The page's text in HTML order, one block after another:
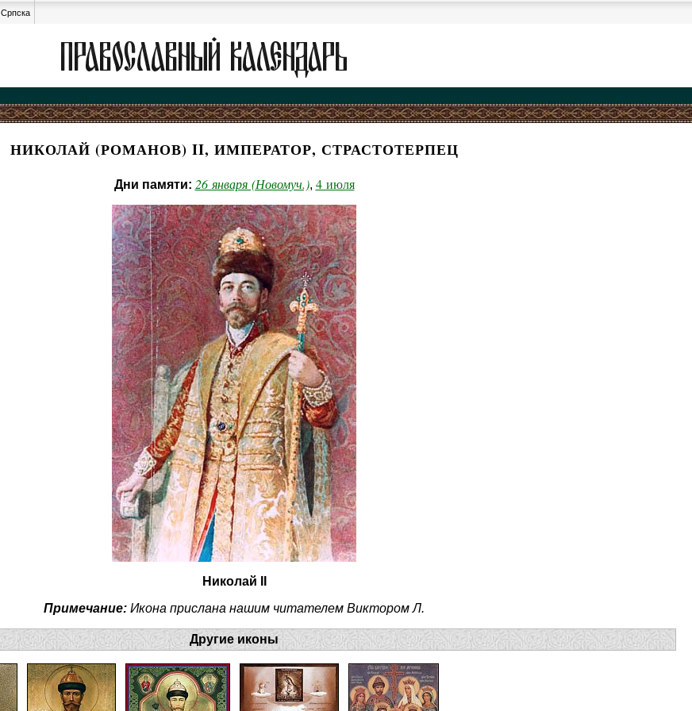
Српска
НИКОЛАЙ (РОМАНОВ) II, ИМПЕРАТОР, СТРАСТОТЕРПЕЦ
Дни памяти: 26 января (Новомуч.), 4 июля
Николай II
Примечание: Икона прислана нашим читателем Виктором Л.
Другие иконы